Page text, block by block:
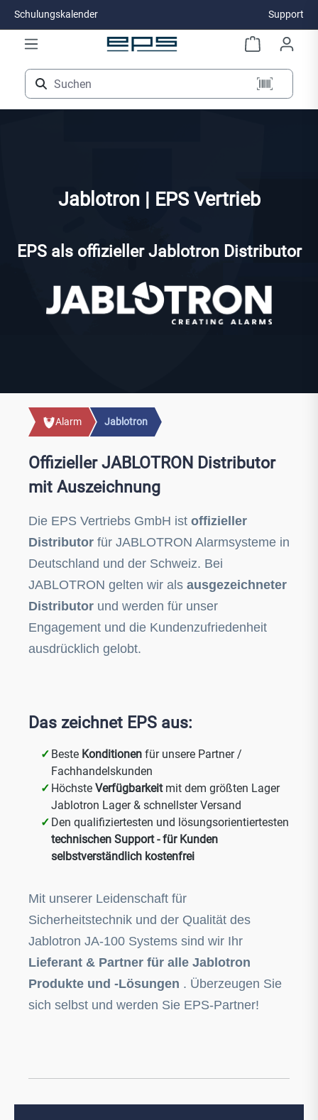
Zum Hauptinhalt springen
Schulungskalender Support
Jablotron | EPS Vertrieb
EPS als offizieller Jablotron Distributor
Alarm Jablotron
Offizieller JABLOTRON Distributor
mit Auszeichnung
Die EPS Vertriebs GmbH ist offizieller
Distributor für JABLOTRON Alarmsysteme in
Deutschland und der Schweiz. Bei
JABLOTRON gelten wir als ausgezeichneter
Distributor und werden für unser
Engagement und die Kundenzufriedenheit
ausdrücklich gelobt.
Das zeichnet EPS aus:
Beste Konditionen für unsere Partner /
Fachhandelskunden
Höchste Verfügbarkeitmit dem größten Lager
Jablotron Lager & schnellster Versand
Den qualifiziertesten und lösungsorientiertesten
technischen Support - für Kunden
selbstverständlich kostenfrei
Mit unserer Leidenschaft für
Sicherheitstechnik und der Qualität des
Jablotron JA-100 Systems sind wir Ihr
Lieferant & Partner für alle Jablotron
Produkte und -Lösungen . Überzeugen Sie
sich selbst und werden Sie EPS-Partner!